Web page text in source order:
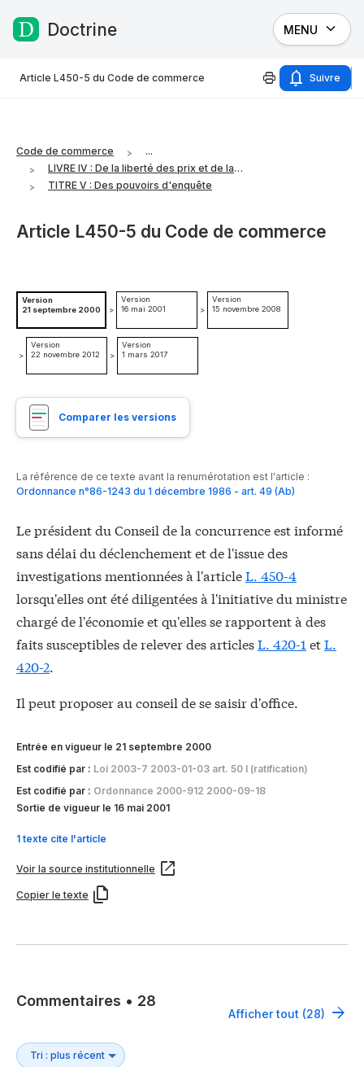
Passer au contenu
Doctrine MENU
Article L450-5 du Code de commerce Suivre
Code de commerce
...
LIVRE IV : De la liberté des prix et de la concurrence
TITRE V : Des pouvoirs d'enquête
Article L450-5 du Code de commerce
Version
21 septembre 2000
>
Version
16 mai 2001
>
Version
15 novembre 2008
>
Version
22 novembre 2012
>
Version
1 mars 2017
Comparer les versions
La référence de ce texte avant la renumérotation est l'article :
Ordonnance n°86-1243 du 1 décembre 1986 - art. 49 (Ab)
Le président du Conseil de la concurrence est informé
sans délai du déclenchement et de l'issue des
investigations mentionnées à l'articleL. 450-4
lorsqu'elles ont été diligentées à l'initiative du ministre
chargé de l'économie et qu'elles se rapportent à des
faits susceptibles de relever des articlesL. 420-1 etL.
420-2.
Il peut proposer au conseil de se saisir d'office.
Entrée en vigueur le 21 septembre 2000
Est codifié par : Loi 2003-7 2003-01-03 art. 50 I (ratification)
Est codifié par : Ordonnance 2000-912 2000-09-18
Sortie de vigueur le 16 mai 2001
1 texte cite l'article
Voir la source institutionnelle
Copier le texte
Commentaires • 28
Afficher tout (28)